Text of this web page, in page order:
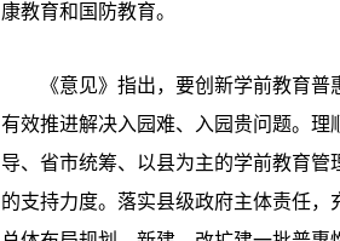
康教育和国防教育。
《意见》指出，要创新学前教育普惠
有效推进解决入园难、入园贵问题。
导、省市统筹、以县为主的学前教育
的支持力度。落实县级政府主体责任